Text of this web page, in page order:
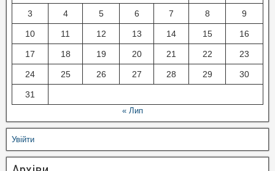
3 4 5 6 7 8 9
10 11 12 13 14 15 16
17 18 19 20 21 22 23
24 25 26 27 28 29 30
31
« Лип
Увійти